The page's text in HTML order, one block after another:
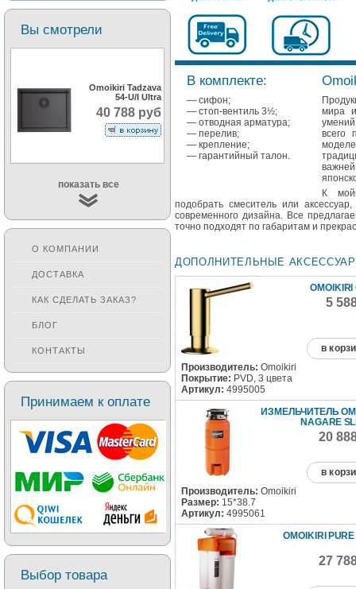
В комплекте:
— сифон;
— стоп-вентиль 3½;
— отводная арматура;
— перелив;
— крепление;
— гарантийный талон.
мира
всего
К
подобрать смеситель или
современного дизайна. Все
точно подходят по габаритам и
ДОПОЛНИТЕЛЬНЫЕ
5
в
Производитель: Omoikiri
Покрытие: PVD, 3 цвета
Артикул: 4995005
ИЗМЕЛЬЧИТЕЛЬ
NAGARE
20
в
Производитель: Omoikiri
Размер: 15*38.7
Артикул: 4995061
OMOIKIRI
27
Смесители под бронзу
Вы смотрели
Omoikiri Tadzava
54-U/I Ultra
40 788 руб
показать все
О КОМПАНИИ
ДОСТАВКА
КАК СДЕЛАТЬ ЗАКАЗ?
БЛОГ
КОНТАКТЫ
Принимаем к оплате
Выбор товара